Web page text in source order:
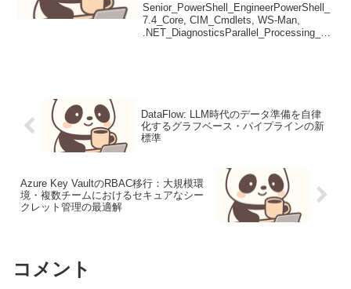
Senior_PowerShell_EngineerPowerShell_
7.4_Core, CIM_Cmdlets, WS-Man,
.NET_DiagnosticsParallel_Processing_vi
DataFlow: LLM時代のデータ準備を自律
化するグラフベース・パイプラインの新
標準
Azure Key VaultのRBAC移行：大規模環
境・複数チームにおけるセキュアなシー
クレット管理の最適解
コメント